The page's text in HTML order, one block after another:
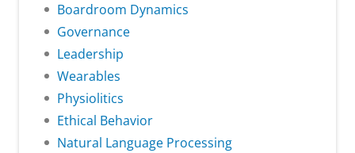
Boardroom Dynamics
Governance
Leadership
Wearables
Physiolitics
Ethical Behavior
Natural Language Processing